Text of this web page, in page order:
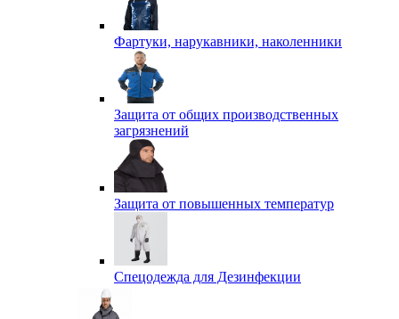
Фартуки, нарукавники, наколенники
Защита от общих производственных
загрязнений
Защита от повышенных температур
Спецодежда для Дезинфекции